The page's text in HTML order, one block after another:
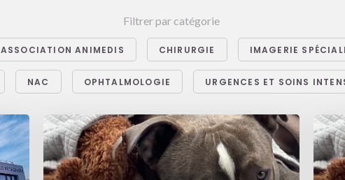
Filtrer par catégorie
ASSOCIATION ANIMEDIS CHIRURGIE IMAGERIE
NAC OPHTALMOLOGIE URGENCES ET SOINS